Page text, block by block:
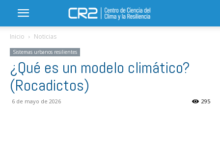
Inicio Noticias
Sistemas urbanos resilientes
¿Qué es un modelo climático?
(Rocadictos)
6 de mayo de 2026 295